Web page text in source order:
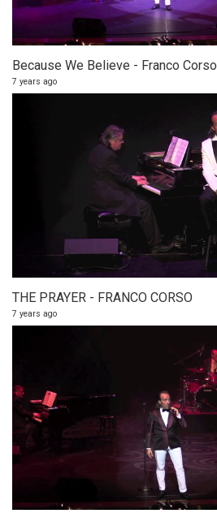
Because We Believe - Franco Corso
7 years ago
THE PRAYER - FRANCO CORSO
7 years ago